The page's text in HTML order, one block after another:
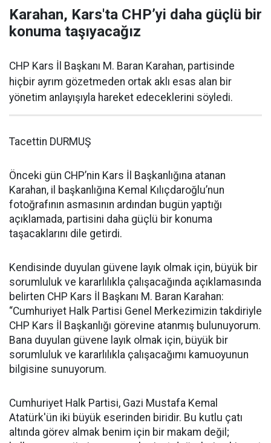
Karahan, Kars'ta CHP’yi daha güçlü bir
konuma taşıyacağız
CHP Kars İl Başkanı M. Baran Karahan, partisinde
hiçbir ayrım gözetmeden ortak aklı esas alan bir
yönetim anlayışıyla hareket edeceklerini söyledi.
Tacettin DURMUŞ
Önceki gün CHP’nin Kars İl Başkanlığına atanan
Karahan, il başkanlığına Kemal Kılıçdaroğlu’nun
fotoğrafının asmasının ardından bugün yaptığı
açıklamada, partisini daha güçlü bir konuma
taşacaklarını dile getirdi.
Kendisinde duyulan güvene layık olmak için, büyük bir
sorumluluk ve kararlılıkla çalışacağında açıklamasında
belirten CHP Kars İl Başkanı M. Baran Karahan:
“Cumhuriyet Halk Partisi Genel Merkezimizin takdiriyle
CHP Kars İl Başkanlığı görevine atanmış bulunuyorum.
Bana duyulan güvene layık olmak için, büyük bir
sorumluluk ve kararlılıkla çalışacağımı kamuoyunun
bilgisine sunuyorum.
Cumhuriyet Halk Partisi, Gazi Mustafa Kemal
Atatürk'ün iki büyük eserinden biridir. Bu kutlu çatı
altında görev almak benim için bir makam değil;